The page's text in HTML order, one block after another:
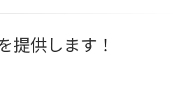
提供します！